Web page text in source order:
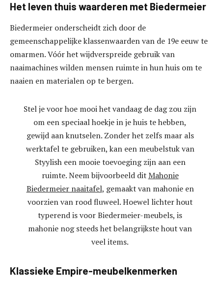
Het leven thuis waarderen met Biedermeier
Biedermeier onderscheidt zich door de
gemeenschappelijke klassenwaarden van de 19e eeuw te
omarmen. Vóór het wijdverspreide gebruik van
naaimachines wilden mensen ruimte in hun huis om te
naaien en materialen op te bergen.
Stel je voor hoe mooi het vandaag de dag zou zijn
om een ​​speciaal hoekje in je huis te hebben,
gewijd aan knutselen. Zonder het zelfs maar als
werktafel te gebruiken, kan een meubelstuk van
Styylish een mooie toevoeging zijn aan een
ruimte. Neem bijvoorbeeld ditMahonie
Biedermeier naaitafel, gemaakt van mahonie en
voorzien van rood fluweel. Hoewel lichter hout
typerend is voor Biedermeier-meubels, is
mahonie nog steeds het belangrijkste hout van
veel items.
Klassieke Empire-meubelkenmerken